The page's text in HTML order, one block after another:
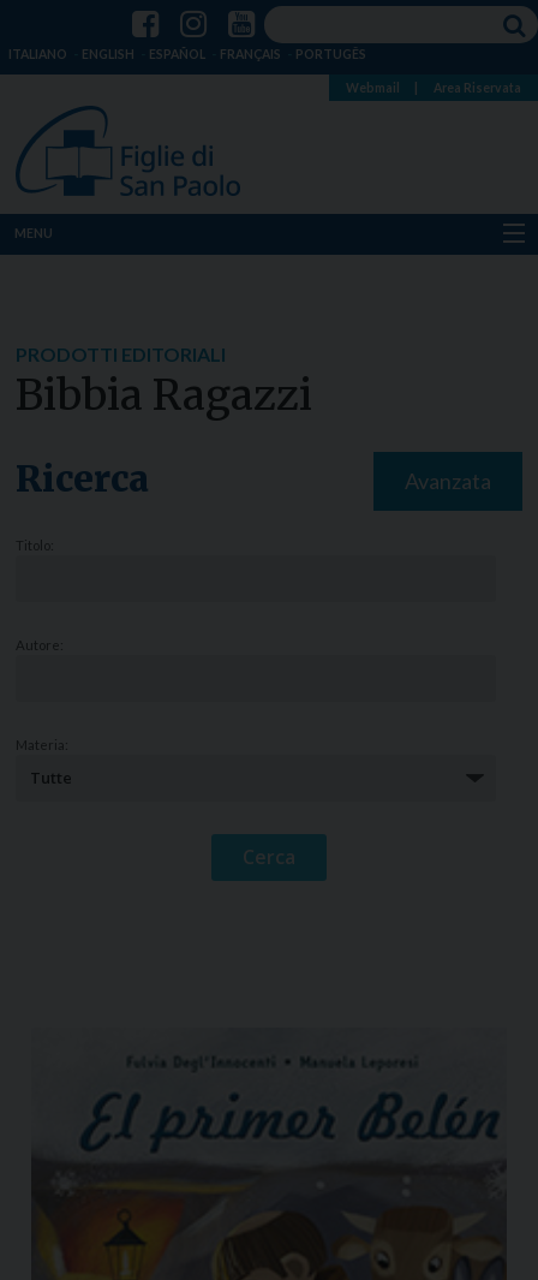
ITALIANO ENGLISH ESPAÑOL FRANÇAIS PORTUGÊS
Webmail Area Riservata
MENU
Notizie
PRODOTTI EDITORIALI
Bibbia Ragazzi
Ricerca Avanzata
Titolo:
Autore:
Materia: